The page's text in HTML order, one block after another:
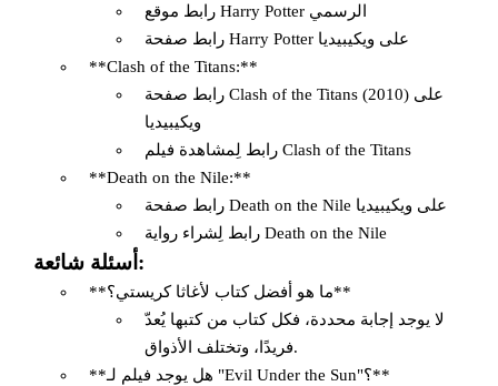
رابط موقع Harry Potter الرسمي
رابط صفحة Harry Potter على ويكيبيديا
**Clash of the Titans:**
رابط صفحة Clash of the Titans (2010) على
ويكيبيديا
رابط لِمشاهدة فيلم Clash of the Titans
**Death on the Nile:**
رابط صفحة Death on the Nile على ويكيبيديا
رابط لِشراء رواية Death on the Nile
أسئلة شائعة:
**ما هو أفضل كتاب لأغاثا كريستي؟**
لا يوجد إجابة محددة، فكل كتاب من كتبها يُعدّ
فريدًا، وتختلف الأذواق.
**هل يوجد فيلم لـ "Evil Under the Sun"؟**